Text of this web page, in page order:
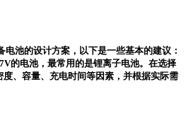
池的设计方案，以下是一些基本的建议：
的电池，最常用的是锂离子电池。在选择
、容量、充电时间等因素，并根据实际需